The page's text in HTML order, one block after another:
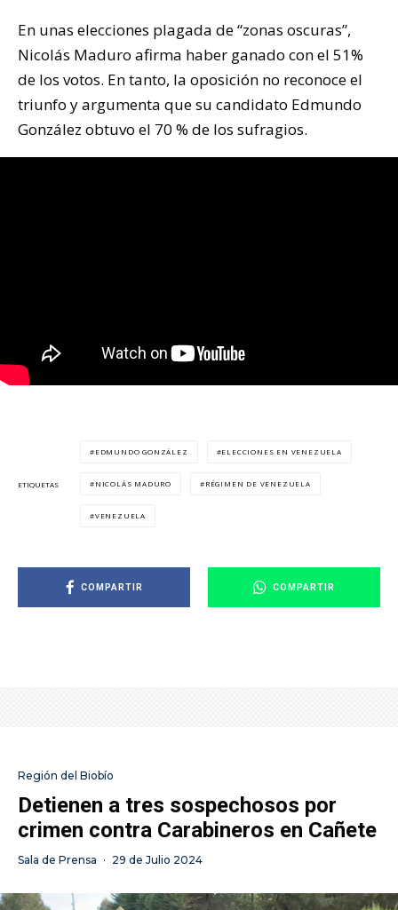
En unas elecciones plagada de “zonas oscuras”,
Nicolás Maduro afirma haber ganado con el 51%
de los votos. En tanto, la oposición no reconoce el
triunfo y argumenta que su candidato Edmundo
González obtuvo el 70 % de los sufragios.
ETIQUETAS
EDMUNDO GONZÁLEZ ELECCIONES EN VENEZUELA
NICOLÁS MADURO RÉGIMEN DE VENEZUELA
VENEZUELA
COMPARTIR COMPARTIR
Región del Biobío
Detienen a tres sospechosos por
crimen contra Carabineros en Cañete
Sala de Prensa · 29 de Julio 2024